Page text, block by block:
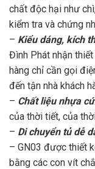
chất độc hại như
kiểm tra và chứng
– Kiểu dáng, kích
Đình Phát nhận
hàng chỉ cần gọi
đến tận nhà khách
– Chất liệunhựa
của thời tiết, của
– Di chuyển tủ dễ
– GN03 được thiết
bằng các con vít